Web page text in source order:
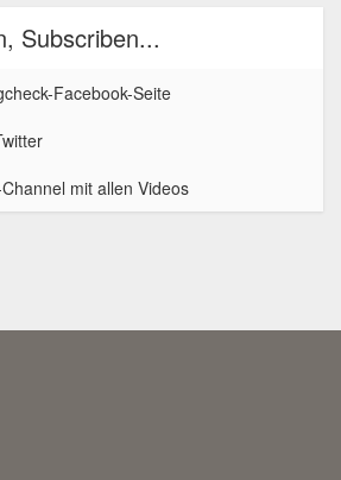
Subscriben...
Facebook-Seite
mit allen Videos